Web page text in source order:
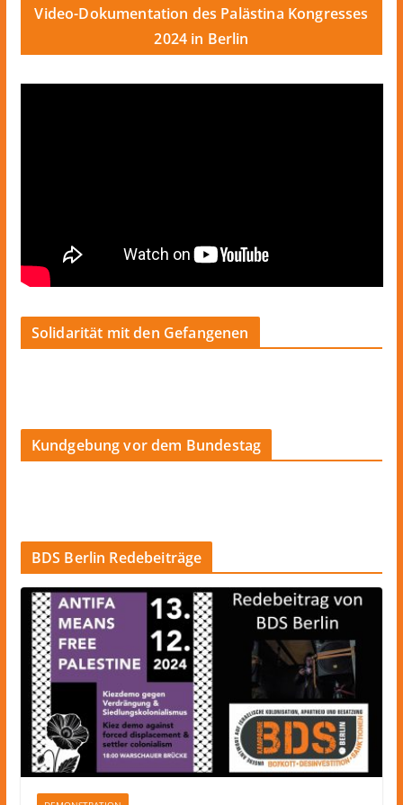
Video-Dokumentation des Palästina Kongresses
2024 in Berlin
Solidarität mit den Gefangenen
Kundgebung vor dem Bundestag
BDS Berlin Redebeiträge